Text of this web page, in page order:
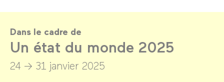
Dans le cadre de
Un état du monde 2025
24 → 31 janvier 2025